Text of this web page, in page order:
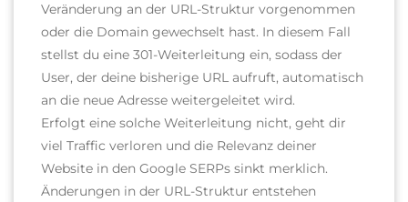
Veränderung an der URL-Struktur vorgenommen
oder die Domain gewechselt hast. In diesem Fall
stellst du eine 301-Weiterleitung ein, sodass der
User, der deine bisherige URL aufruft, automatisch
an die neue Adresse weitergeleitet wird.
Erfolgt eine solche Weiterleitung nicht, geht dir
viel Traffic verloren und die Relevanz deiner
Website in den Google SERPs sinkt merklich.
Änderungen in der URL-Struktur entstehen